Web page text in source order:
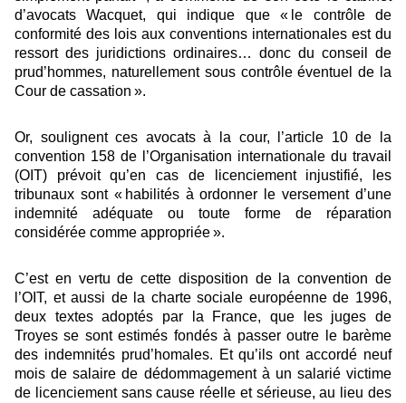
d’avocats Wacquet, qui indique que « le contrôle de
conformité des lois aux conventions internationales est du
ressort des juridictions ordinaires… donc du conseil de
prud’hommes, naturellement sous contrôle éventuel de la
Cour de cassation ».
Or, soulignent ces avocats à la cour, l’article 10 de la
convention 158 de l’Organisation internationale du travail
(OIT) prévoit qu’en cas de licenciement injustifié, les
tribunaux sont « habilités à ordonner le versement d’une
indemnité adéquate ou toute forme de réparation
considérée comme appropriée ».
C’est en vertu de cette disposition de la convention de
l’OIT, et aussi de la charte sociale européenne de 1996,
deux textes adoptés par la France, que les juges de
Troyes se sont estimés fondés à passer outre le barème
des indemnités prud’homales. Et qu’ils ont accordé neuf
mois de salaire de dédommagement à un salarié victime
de licenciement sans cause réelle et sérieuse, au lieu des